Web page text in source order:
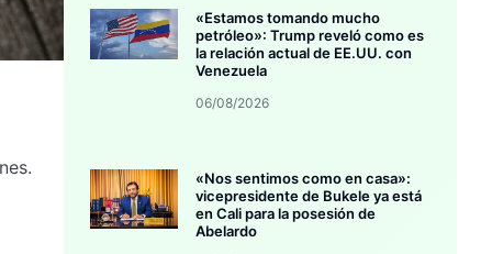
«Estamos tomando mucho
petróleo»: Trump reveló como es
la relación actual de EE.UU. con
Venezuela
06/08/2026
«Nos sentimos como en casa»:
vicepresidente de Bukele ya está
en Cali para la posesión de
Abelardo